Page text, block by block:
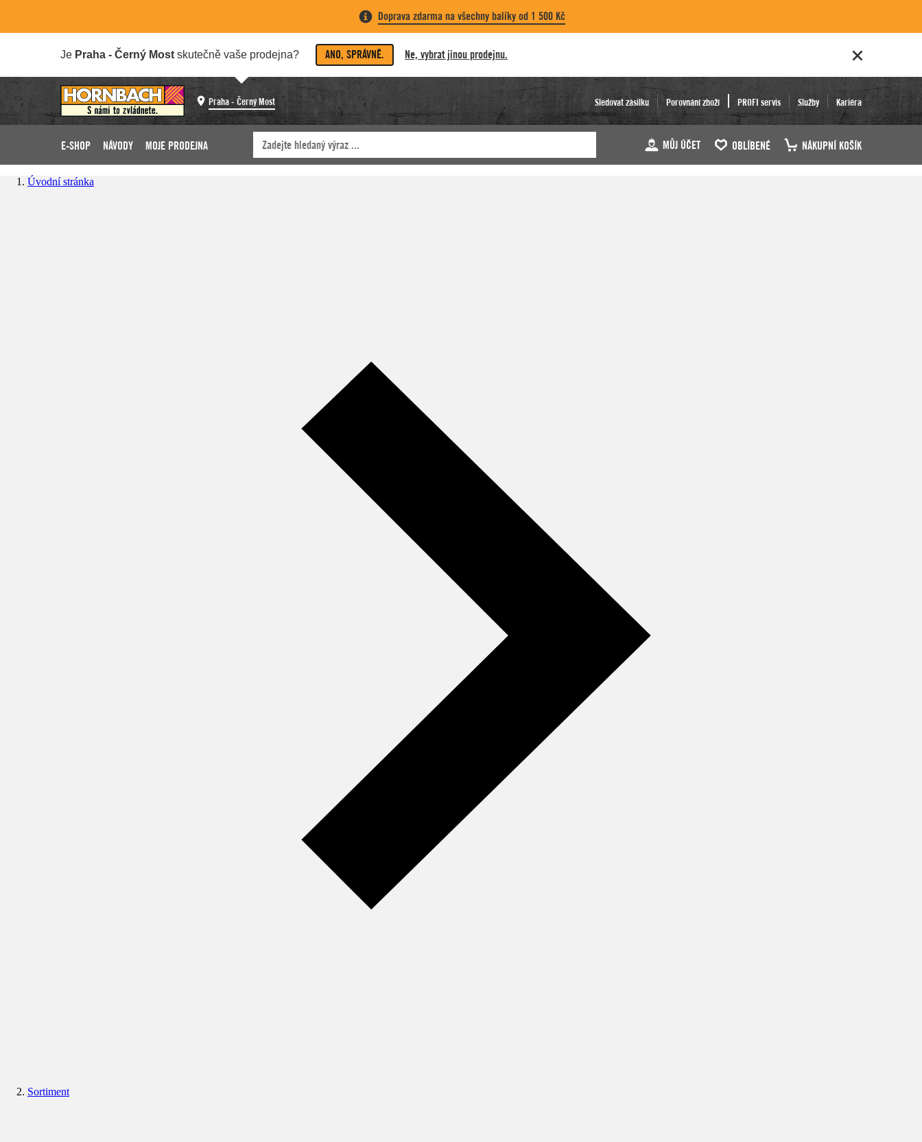
Doprava zdarma na všechny balíky od 1 500 Kč
Je Praha - Černý Most skutečně vaše prodejna? ANO, SPRÁVNĚ. Ne, vybrat jinou prodejnu.
Praha - Černý Most Sledovat zásilku Porovnání zboží PROFI servis Služby Kariéra
E-SHOP NÁVODY MOJE PRODEJNA MŮJ ÚČET OBLÍBENÉ NÁKUPNÍ KOŠÍK
Úvodní stránka
Sortiment